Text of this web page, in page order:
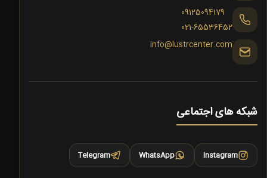
09125094179
021-65536452
info@lustrcenter.com
شبکه های اجتماعی
Instagram
WhatsApp
Telegram